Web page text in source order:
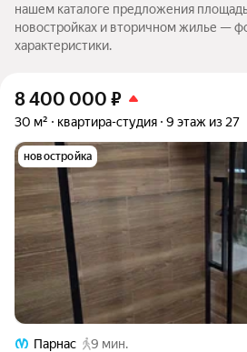
нашем каталоге предложения
новостройках и вторичном жилье —
характеристики.
8 400 000 ₽
30 м² квартира-студия 9 этаж из 27
новостройка
Парнас
9 мин.